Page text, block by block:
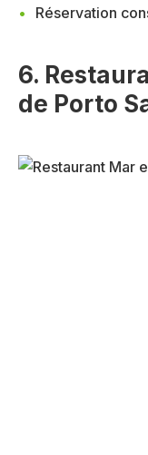
Réservation
6.
de Porto